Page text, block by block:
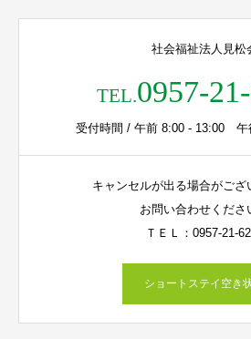
社会福祉法人見松
TEL.0957-
受付時間 / 午前 8:00 - 13:00 午
キャンセルが出る場合がござ
お問い合わせくださ
ＴＥＬ：0957-21-
ショートステイ空き